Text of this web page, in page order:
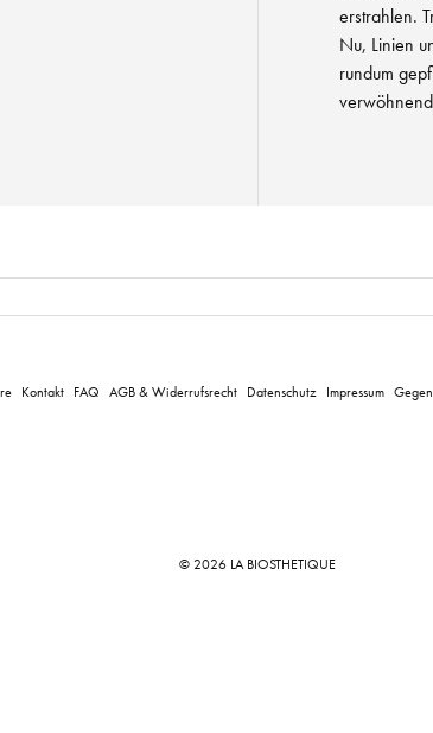
erstrahlen.
Nu, Linien
rundum
Kontakt FAQ AGB & Widerrufsrecht Datenschutz Impressum
© 2026 LA BIOSTHETIQUE